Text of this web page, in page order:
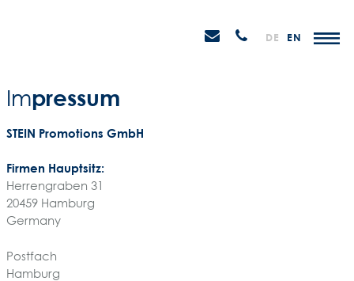
Email Anrufen
DE EN
Impressum
STEIN Promotions GmbH
Firmen Hauptsitz:
Herrengraben 31
20459 Hamburg
Germany
Postfach
Hamburg